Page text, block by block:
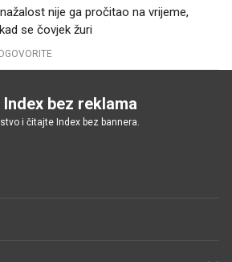
nije ga pročitao na vrijeme,
se čovjek žuri 😀
Index bez reklama
i čitajte Index bez bannera.